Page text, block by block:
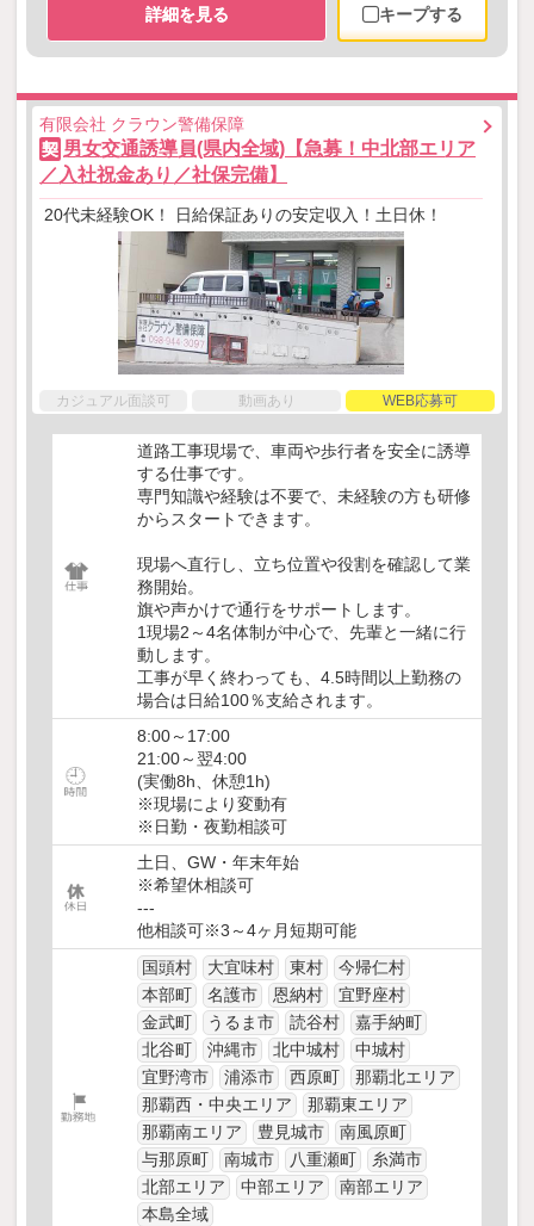
詳細を見る キープする
有限会社 クラウン警備保障
契 男女交通誘導員(県内全域)【急募！中北部エリア
／入社祝金あり／社保完備】
20代未経験OK！ 日給保証ありの安定収入！土日休！
カジュアル面談可 動画あり WEB応募可
道路工事現場で、車両や歩行者を安全に誘導
する仕事です。
専門知識や経験は不要で、未経験の方も研修
からスタートできます。
現場へ直行し、立ち位置や役割を確認して業
務開始。
旗や声かけで通行をサポートします。
1現場2～4名体制が中心で、先輩と一緒に行
動します。
工事が早く終わっても、4.5時間以上勤務の
場合は日給100％支給されます。
8:00～17:00
21:00～翌4:00
(実働8h、休憩1h)
※現場により変動有
※日勤・夜勤相談可
土日、GW・年末年始
※希望休相談可
---
他相談可※3～4ヶ月短期可能
国頭村
大宜味村 東村
今帰仁村
本部町
名護市 恩納村
宜野座村
金武町
うるま市 読谷村
嘉手納町
北谷町
沖縄市 北中城村
中城村
宜野湾市
浦添市 西原町
那覇北エリア
那覇西・中央エリア
那覇東エリア
那覇南エリア
豊見城市
南風原町
与那原町
南城市 八重瀬町
糸満市
北部エリア
中部エリア
南部エリア
本島全域